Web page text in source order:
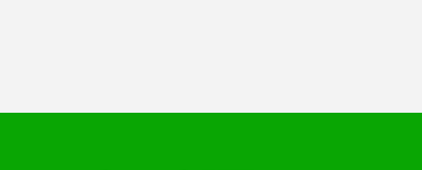
Única. O Voz Única no Alto Vale tem como